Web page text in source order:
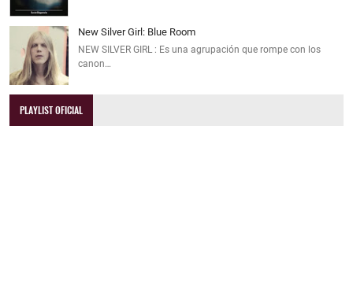
New Silver Girl: Blue Room
NEW SILVER GIRL : Es una agrupación que rompe con los
canon…
PLAYLIST OFICIAL